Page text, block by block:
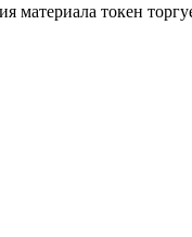
материала токен